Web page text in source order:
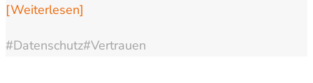
[Weiterlesen]
#Datenschutz#Vertrauen